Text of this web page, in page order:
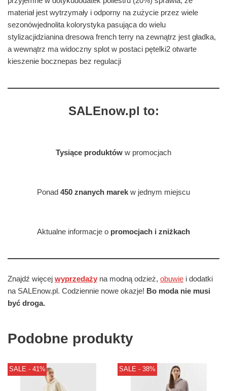
materiał jest wytrzymały i odporny na zużycie przez wiele
sezonówjednolita kolorystyka pasująca do wielu
stylizacjidzianina dresowa french terry na zewnątrz jest gładka,
a wewnątrz ma widoczny splot w postaci pętelki2 otwarte
kieszenie bocznepas bez regulacji
SALEnow.pl to:
Tysiące produktów w promocjach
Ponad 450 znanych marek w jednym miejscu
Aktualne informacje o promocjach i zniżkach
Znajdź więcej wyprzedaży na modną odzież, obuwie i dodatki
na SALEnow.pl. Codziennie nowe okazje! Bo moda nie musi
być droga.
Podobne produkty
SALE - 41% SALE - 38%